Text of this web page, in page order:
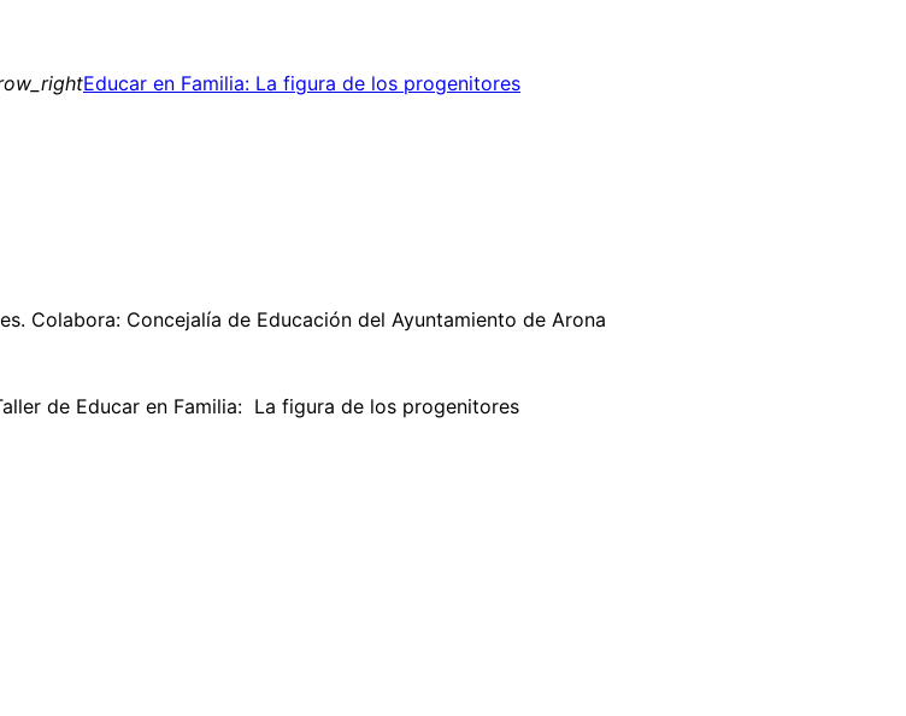
Educar en Familia: La figura de los progenitores
Colabora: Concejalía de Educación del Ayuntamiento de Arona
de Educar en Familia: La figura de los progenitores